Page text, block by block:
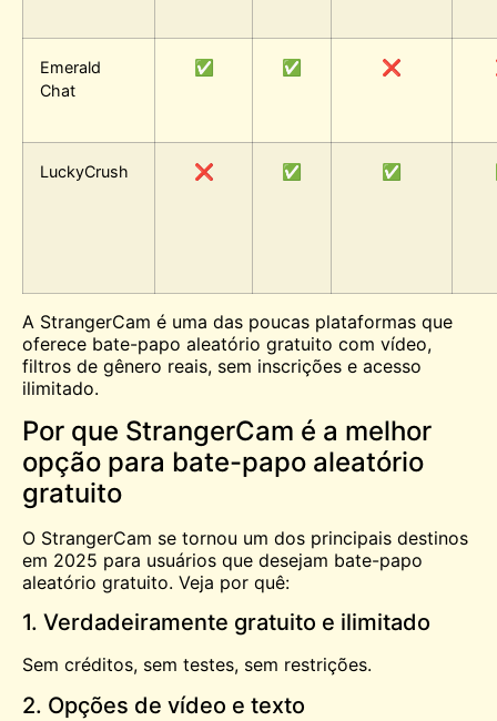
Emerald
Chat
✅ ✅ ❌
LuckyCrush ❌ ✅ ✅
A StrangerCam é uma das poucas plataformas que
oferece bate-papo aleatório gratuito com vídeo,
filtros de gênero reais, sem inscrições e acesso
ilimitado.
Por que StrangerCam é a melhor
opção para bate-papo aleatório
gratuito
O StrangerCam se tornou um dos principais destinos
em 2025 para usuários que desejam bate-papo
aleatório gratuito. Veja por quê:
1. Verdadeiramente gratuito e ilimitado
Sem créditos, sem testes, sem restrições.
2. Opções de vídeo e texto